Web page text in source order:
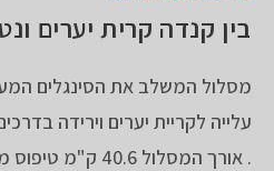
בין קנדה קרית יערים
מסלול המשלב את הסינגלים
עלייה לקריית יערים וירידה